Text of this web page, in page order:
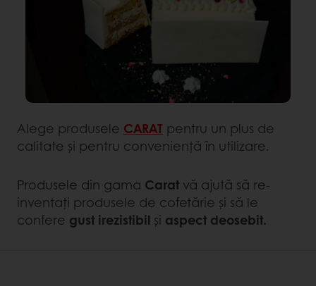
Alege produsele CARAT pentru un plus de
calitate și pentru conveniență în utilizare.
Produsele din gama Carat vă ajută să re-
inventați produsele de cofetărie și să le
confere gust irezistibil și aspect deosebit.